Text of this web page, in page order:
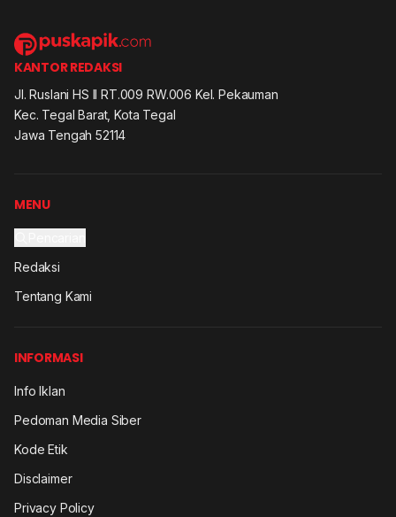
KANTOR REDAKSI
Jl. Ruslani HS II RT.009 RW.006 Kel. Pekauman
Kec. Tegal Barat, Kota Tegal
Jawa Tengah 52114
MENU
Redaksi
Tentang Kami
INFORMASI
Info Iklan
Pedoman Media Siber
Kode Etik
Disclaimer
Privacy Policy